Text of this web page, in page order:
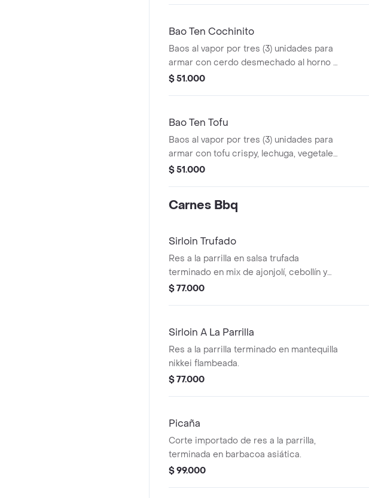
Bao Ten Cochinito
Baos al vapor por tres (3) unidades para
armar con cerdo desmechado al horno a
la barbacoa asiática con lechuga,
$ 51.000
Bao Ten Tofu
Baos al vapor por tres (3) unidades para
armar con tofu crispy, lechuga, vegetales
encurtidos y cilantro, acompañado de
$ 51.000
Carnes Bbq
Sirloin Trufado
Res a la parrilla en salsa trufada
terminado en mix de ajonjolí, cebollín y
parmesano.
$ 77.000
Sirloin A La Parrilla
Res a la parrilla terminado en mantequilla
nikkei flambeada.
$ 77.000
Picaña
Corte importado de res a la parrilla,
terminada en barbacoa asiática.
$ 99.000